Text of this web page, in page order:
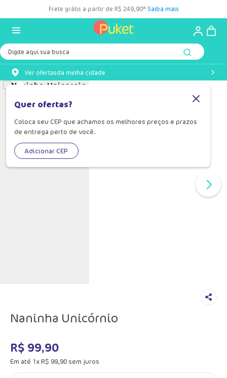
Frete grátis a partir de R$ 249,90* Saiba mais
Digite aqui sua busca
Ver ofertasda minha cidade
Quer ofertas?
Coloca seu CEP que achamos os melhores preços e prazos
de entrega perto de você.
Adicionar CEP
Naninha Unicórnio
R$ 99,90
Em até 1xR$ 99,90 sem juros